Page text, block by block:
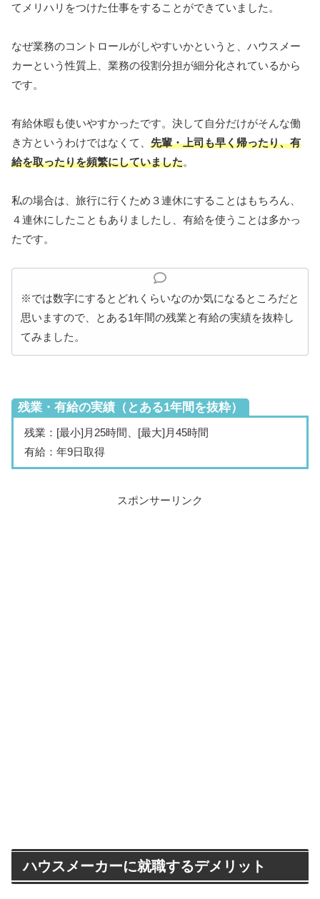
てメリハリをつけた仕事をすることができていました。
なぜ業務のコントロールがしやすいかというと、ハウスメー
カーという性質上、業務の役割分担が細分化されているから
です。
有給休暇も使いやすかったです。決して自分だけがそんな働
き方というわけではなくて、 先輩・上司も早く帰ったり、有
給を取ったりを頻繁にしていました。
私の場合は、旅行に行くため３連休にすることはもちろん、
４連休にしたこともありましたし、有給を使うことは多かっ
たです。
※では数字にするとどれくらいなのか気になるところだと
思いますので、とある1年間の残業と有給の実績を抜粋し
てみました。
残業・有給の実績（とある1年間を抜粋）
残業：[最小]月25時間、[最大]月45時間
有給：年9日取得
スポンサーリンク
ハウスメーカーに就職するデメリット